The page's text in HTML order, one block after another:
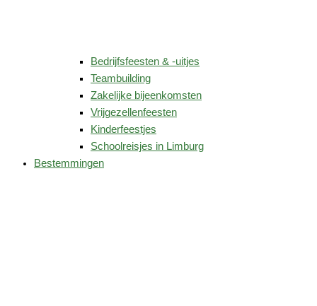
Bedrijfsfeesten & -uitjes
Teambuilding
Zakelijke bijeenkomsten
Vrijgezellenfeesten
Kinderfeestjes
Schoolreisjes in Limburg
Bestemmingen